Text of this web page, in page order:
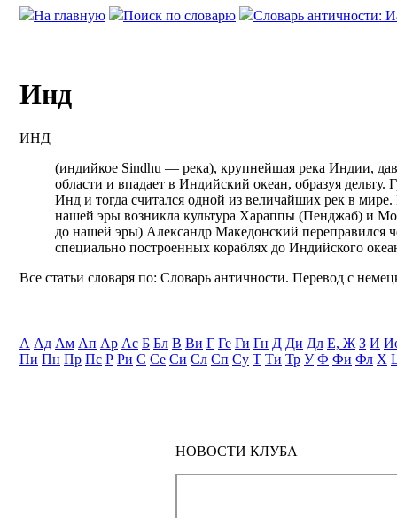
На главную Поиск по словарю Словарь античности:
Инд
ИНД
(индийкое Sindhu — река), крупнейшая река Индии,
области и впадает в Индийский океан, образуя
Инд и тогда считался одной из величайших рек в
нашей эры возникла культура Хараппы (Пенджаб) и
до нашей эры) Александр Македонский переправился
специально построенных кораблях до Индийского
Все статьи словаря по: Словарь античности. Перевод с
А Ад Ам Ап Ар Ас Б Бл В Ви Г Ге Ги Гн Д Ди Дл Е, Ж З И
Пи Пн Пр Пс Р Ри С Се Си Сл Сп Су Т Ти Тр У Ф Фи Фл Х
НОВОСТИ КЛУБА